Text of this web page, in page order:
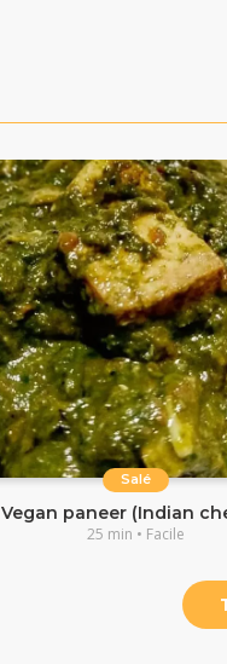
Salé
Vegan paneer (Indian
25 min • Facile